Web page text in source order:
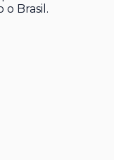
o Brasil.